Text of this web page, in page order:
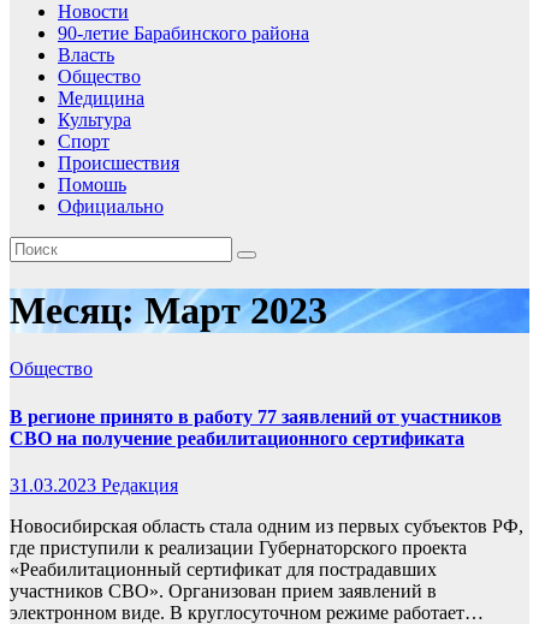
Новости
90-летие Барабинского района
Власть
Общество
Медицина
Культура
Спорт
Происшествия
Помошь
Официально
Месяц:Март 2023
Общество
В регионе принято в работу 77 заявлений от участников
СВО на получение реабилитационного сертификата
31.03.2023 Редакция
Новосибирская область стала одним из первых субъектов РФ,
где приступили к реализации Губернаторского проекта
«Реабилитационный сертификат для пострадавших
участников СВО». Организован прием заявлений в
электронном виде. В круглосуточном режиме работает…